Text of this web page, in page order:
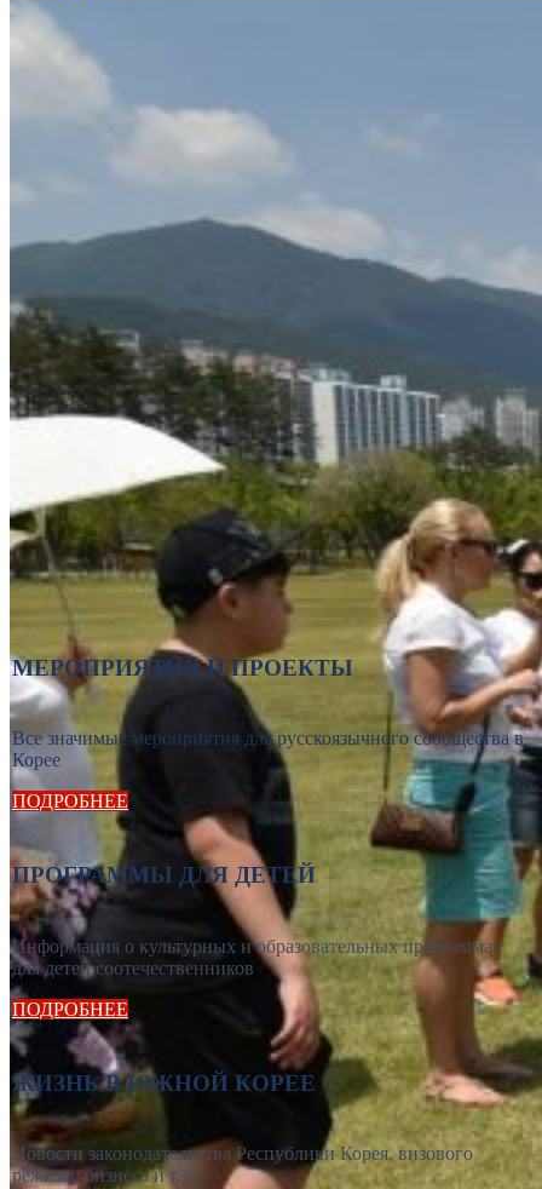
НАШИ ПАРТНЁРЫ
МЕРОПРИЯТИЯ И ПРОЕКТЫ
Все значимые мероприятия для русскоязычного сообщества в
Корее
ПОДРОБНЕЕ
ПРОГРАММЫ ДЛЯ ДЕТЕЙ
Информация о культурных и образовательных программах
для детей соотечественников
ПОДРОБНЕЕ
ЖИЗНЬ В ЮЖНОЙ КОРЕЕ
Новости законодательства Республики Корея, визового
режима, бизнеса и т.д.